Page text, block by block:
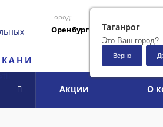
Город:
Оренбург
Акции О
Таганрог
Это Ваш город?
Верно